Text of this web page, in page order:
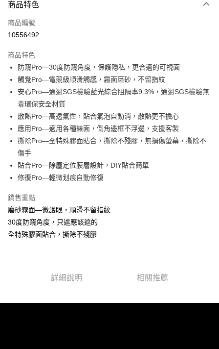
信用卡一次付款
超商取貨付款
Apple Pay
街口支付
悠遊付
全盈+PAY
運送方式
每筆NT$60，滿NT$390(含以上)免運費
宅配
每筆NT$55，滿NT$390(含以上)免運費
商品特色
商品編號
10556492
商品特色
防窺Pro—30度防窺角度，保護隱私，更合適的可視面
觸覺Pro—電競級順滑觸感，霧面磨砂，不留指紋
安心Pro—通過SGS檢驗藍光綜合阻隔率9.3%，通過SGS檢驗無
毒環保安全材質
散熱Pro—高透氣性，貼合氣泡自動消，散熱更不擔心
應用Pro—適用各種錶面，倒角邊框不浮邊，支援客製
撕除Pro—全特殊膠面貼合，撕除不殘膠，無損傷螢幕，撕除不
傷手
貼合Pro—除塵定位膜層設計，DIY貼合簡單
修復Pro—輕微划痕自動修復
銷售重點
磨砂霧面—微護眼，順滑不留指紋
30度防窺角度，只遮應該遮的
全特殊膠面貼合，撕除不殘膠
詳細說明 相關推薦